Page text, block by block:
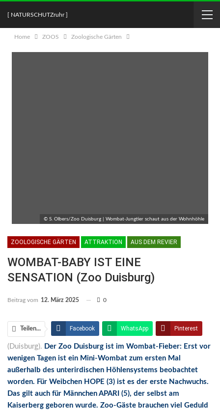
[ NATURSCHUTZruhr ]
Home ZOOS Zoologische Gärten
© S. Olbers/Zoo Duisburg | Wombat-Jungtier schaut aus der Wohnhöhle
ZOOLOGISCHE GÄRTEN ATTRAKTION AUS DEM REVIER
WOMBAT-BABY IST EINE
SENSATION (Zoo Duisburg)
Beitrag vom 12. März 2025 0
Teilen... Facebook WhatsApp Pinterest
Email Linkedin Telegram
Facebook Messenger
(Duisburg). Der Zoo Duisburg ist im Wombat-Fieber: Erst vor
wenigen Tagen ist ein Mini-Wombat zum ersten Mal
außerhalb des unterirdischen Höhlensystems beobachtet
worden. Für Weibchen HOPE (3) ist es der erste Nachwuchs.
Das gilt auch für Männchen APARI (5), der selbst am
Kaiserberg geboren wurde. Zoo-Gäste brauchen viel Geduld